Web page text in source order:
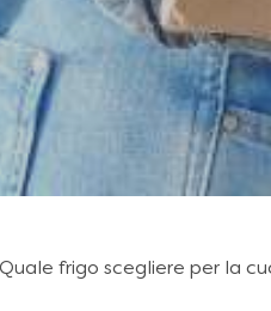
Quale frigo scegliere per la